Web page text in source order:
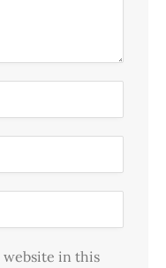
website in this